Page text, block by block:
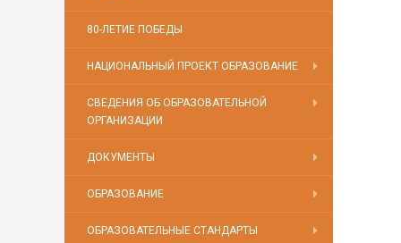
80-ЛЕТИЕ ПОБЕДЫ
НАЦИОНАЛЬНЫЙ ПРОЕКТ ОБРАЗОВАНИЕ
СВЕДЕНИЯ ОБ ОБРАЗОВАТЕЛЬНОЙ
ОРГАНИЗАЦИИ
ДОКУМЕНТЫ
ОБРАЗОВАНИЕ
ОБРАЗОВАТЕЛЬНЫЕ СТАНДАРТЫ